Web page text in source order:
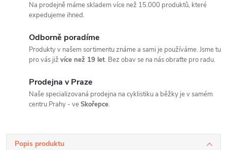
Na prodejně máme skladem více než 15.000 produktů, které
expedujeme ihned.
Odborně poradíme
Produkty v našem sortimentu známe a sami je používáme. Jsme tu
pro vás již více než 19 let. Bez obav se na nás obraťte pro radu.
Prodejna v Praze
Naše specializovaná prodejna na cyklistiku a běžky je v samém
centru Prahy - veSkořepce.
Popis produktu